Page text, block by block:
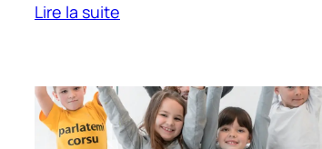
Lire la suite